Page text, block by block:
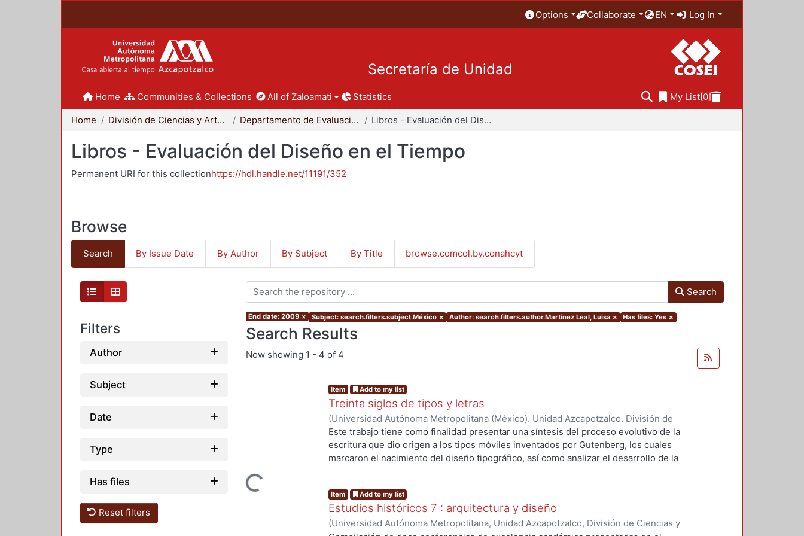
Options Collaborate EN Log In
Secretaría de Unidad
Home Communities & Collections All of Zaloamati Statistics My List[0]
Home División de Ciencias y Artes para el Diseño Departamento de Evaluación del Diseño en el Tiempo Libros - Evaluación del Diseño en el Tiempo
Libros - Evaluación del Diseño en el Tiempo
Permanent URI for this collectionhttps://hdl.handle.net/11191/352
Browse
Search By Issue Date By Author By Subject By Title browse.comcol.by.conahcyt
Filters
Author
Subject
Date
Type
Has files
Reset filters
Search
End date: 2009 × Subject: search.filters.subject.México × Author: search.filters.author.Martínez Leal, Luisa × Has files: Yes ×
Search Results
Now showing 1 - 4 of 4
Loading...
Item Add to my list
Treinta siglos de tipos y letras
(Universidad Autónoma Metropolitana (México). Unidad Azcapotzalco. División de
Ciencias y Artes para el Diseño. Departamento de Evaluación del Diseño en el
Tiempo : Tilde,1990)Martínez Leal, Luisa
Este trabajo tiene como finalidad presentar una síntesis del proceso evolutivo de la
escritura que dio origen a los tipos móviles inventados por Gutenberg, los cuales
marcaron el nacimiento del diseño tipográfico, así como analizar el desarrollo de la
gráfico como lo conocemos actualmente. Al final se estudia y analiza la tipografía
en México y los principales tipógrafos mexicanos desde sus inicios hace 450 años
hasta nuestros días.
Item Add to my list
Estudios históricos 7 : arquitectura y diseño
(Universidad Autónoma Metropolitana, Unidad Azcapotzalco, División de Ciencias y